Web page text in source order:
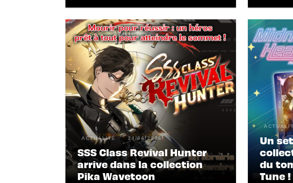
ACTUALITÉ 24/06/2026
SSS Class Revival Hunter
arrive dans la collection
Pika Wavetoon
Un
du
Tune !